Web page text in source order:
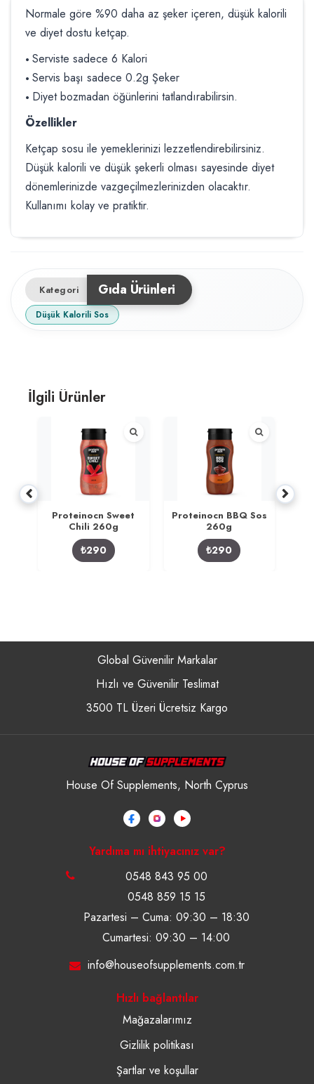
Normale göre %90 daha az şeker içeren, düşük kalorili
ve diyet dostu ketçap.
• Serviste sadece 6 Kalori
• Servis başı sadece 0.2g Şeker
• Diyet bozmadan öğünlerini tatlandırabilirsin.
Özellikler
Ketçap sosu ile yemeklerinizi lezzetlendirebilirsiniz.
Düşük kalorili ve düşük şekerli olması sayesinde diyet
dönemlerinizde vazgeçilmezlerinizden olacaktır.
Kullanımı kolay ve pratiktir.
Kategori Gıda Ürünleri
Düşük Kalorili Sos
İlgili Ürünler
Proteinocn Sweet
Chili 260g
₺290
Proteinocn BBQ Sos
260g
₺290
Global Güvenilir Markalar
Hızlı ve Güvenilir Teslimat
3500 TL Üzeri Ücretsiz Kargo
House Of Supplements, North Cyprus
Yardıma mı ihtiyacınız var?
0548 843 95 00
0548 859 15 15
Pazartesi – Cuma: 09:30 – 18:30
Cumartesi: 09:30 – 14:00
info@houseofsupplements.com.tr
Hızlı bağlantılar
Mağazalarımız
Gizlilik politikası
Şartlar ve koşullar